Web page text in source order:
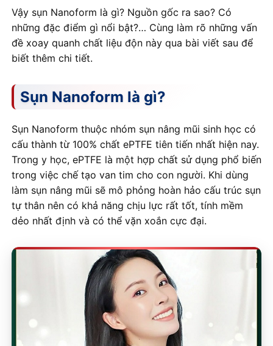
Vậy sụn Nanoform là gì? Nguồn gốc ra sao? Có
những đặc điểm gì nổi bật?… Cùng làm rõ những vấn
đề xoay quanh chất liệu độn này qua bài viết sau để
biết thêm chi tiết.
Sụn Nanoform là gì?
Sụn Nanoform thuộc nhóm sụn nâng mũi sinh học có
cấu thành từ 100% chất ePTFE tiên tiến nhất hiện nay.
Trong y học, ePTFE là một hợp chất sử dụng phổ biến
trong việc chế tạo van tim cho con người. Khi dùng
làm sụn nâng mũi sẽ mô phỏng hoàn hảo cấu trúc sụn
tự thân nên có khả năng chịu lực rất tốt, tính mềm
dẻo nhất định và có thể vặn xoắn cực đại.